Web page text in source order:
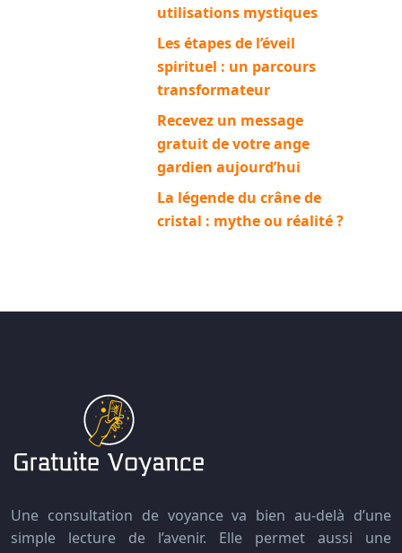
utilisations mystiques
Les étapes de l’éveil
spirituel : un parcours
transformateur
Recevez un message
gratuit de votre ange
gardien aujourd’hui
La légende du crâne de
cristal : mythe ou réalité ?
Une consultation de voyance va bien au-delà d’une
simple lecture de l’avenir. Elle permet aussi une